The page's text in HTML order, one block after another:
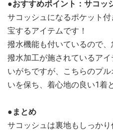
●おすすめポイント：サコッ
サコッシュになるポケット
宝するアイテムです！
撥水機能も付いているので、
撥水加工が施されているア
いがちですが、こちらのプ
いを保ち、着心地の良い1着
●まとめ
サコッシュは裏地もしっか